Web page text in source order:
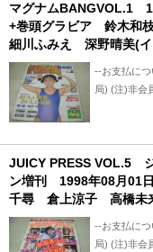
用、日・祭
追跡番号は
配送状況確
後、5日間
いです。 5
ものとご理
--送料につ
り+保証な
・クロネコ
に送料記載
+クロネコ
認後、2～3
用、日・祭
追跡番号は
配送状況確
後、5日間
いです。 5
マグナムBANGVOL.1
+巻頭グラビア 鈴木
細川ふみえ 深野晴美(
パンチラへの道 早川
は宝の山だ・園田俊明
部に破れ出ています。
--お支払に
局) (注)非会
決済利用出
「振込み」
て-- 中古品
ものとご理
--送料につ
り+保証な
・クロネコ
JUICY PRESS VOL.5
ン増刊 1998年08月01
千尋 倉上涼子 高橋未
ます(未開封袋綴じ) 福
月 田中里沙 茂木あい
--お支払に
局) (注)非会